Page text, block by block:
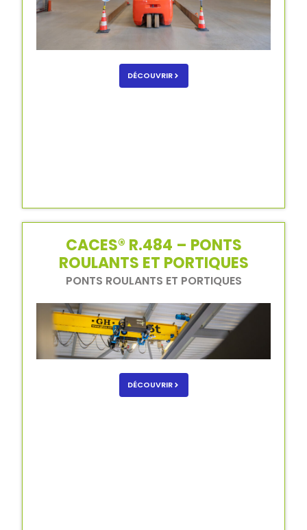
DÉCOUVRIR
CACES® R.484 – PONTS
ROULANTS ET PORTIQUES
PONTS ROULANTS ET PORTIQUES
DÉCOUVRIR